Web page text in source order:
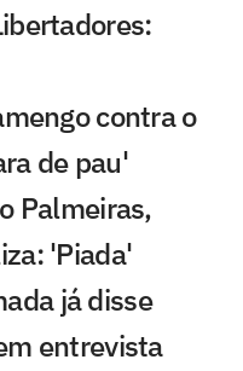
contra o
de pau'
Palmeiras,
'Piada'
já disse
entrevista